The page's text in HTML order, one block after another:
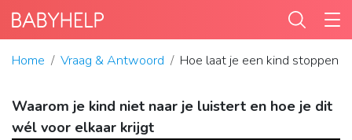
Home Vraag & Antwoord Hoe laat je een kind stoppen
Waarom je kind niet naar je luistert en hoe je dit
wél voor elkaar krijgt